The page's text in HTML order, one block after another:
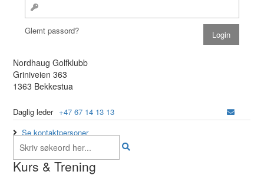
Glemt passord?
Nordhaug Golfklubb
Griniveien 363
1363 Bekkestua
Daglig leder +47 67 14 13 13
Se kontaktpersoner
Kurs & Trening